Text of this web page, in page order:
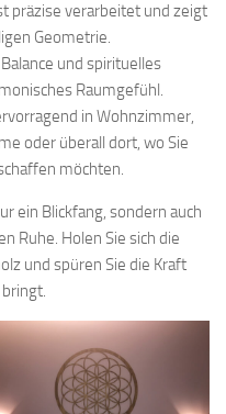
präzise verarbeitet und zeigt
Geometrie.
und spirituelles
Raumgefühl.
in Wohnzimmer,
oder überall dort, wo Sie
möchten.
ein Blickfang, sondern auch
Ruhe. Holen Sie sich die
und spüren Sie die Kraft